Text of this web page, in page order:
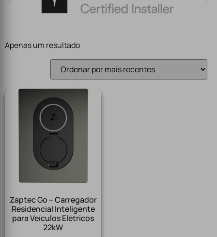
Apenas um resultado
Zaptec Go – Carregador
Residencial Inteligente
para Veículos Elétricos
22kW